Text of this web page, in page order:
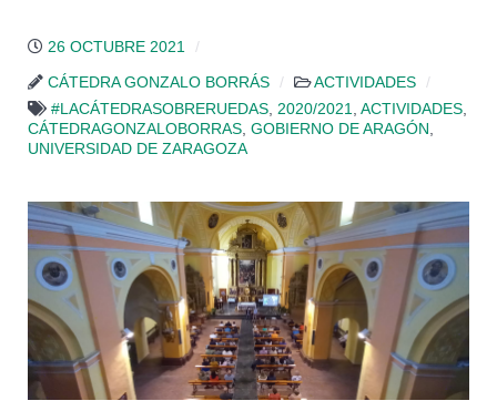
26 OCTUBRE 2021
CÁTEDRA GONZALO BORRÁS
ACTIVIDADES
#LACÁTEDRASOBRERUEDAS 2020/2021 ACTIVIDADES
CÁTEDRAGONZALOBORRAS GOBIERNO DE ARAGÓN
UNIVERSIDAD DE ZARAGOZA